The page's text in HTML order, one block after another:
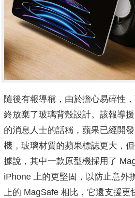
隨後有報導稱，由於擔心易碎性
終放棄了玻璃背殼設計。該報導
的消息人士的話稱，蘋果已經開
機，玻璃材質的蘋果標誌更大，但
據說，其中一款原型機採用了
iPhone 上的更堅固，以防止意外
上的 MagSafe 相比，它還支援更